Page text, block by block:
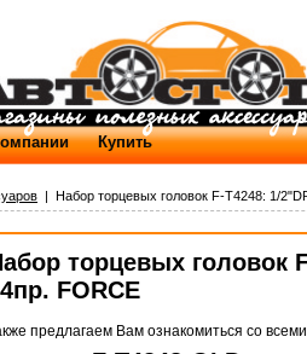
Купить
| Набор торцевых головок F-T4248: 1/
торцевых головок
FORCE
предлагаем Вам ознакомиться со